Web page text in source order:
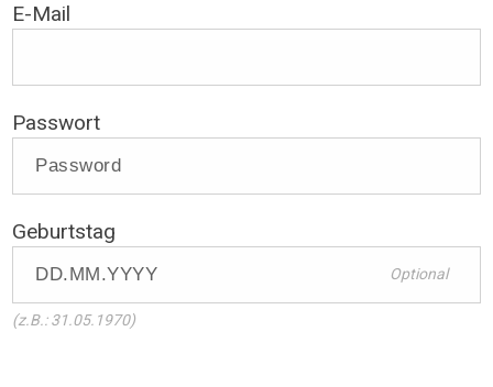
E-Mail
Passwort
Geburtstag
(z.B.: 31.05.1970)
Optional